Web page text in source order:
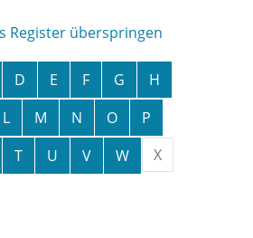
Register überspringen
D E F G
H
L M N O
P
T U V W
X